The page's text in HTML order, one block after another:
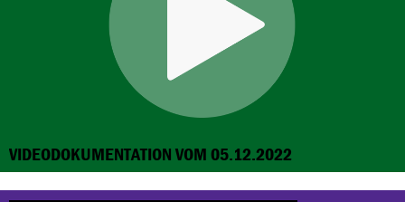
VIDEODOKUMENTATION VOM 05.12.2022